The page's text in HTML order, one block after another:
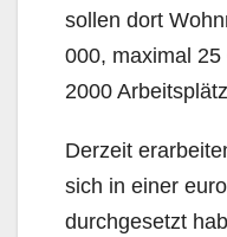
sollen dort
000, maximal
2000
Derzeit
sich in einer
durchgesetzt